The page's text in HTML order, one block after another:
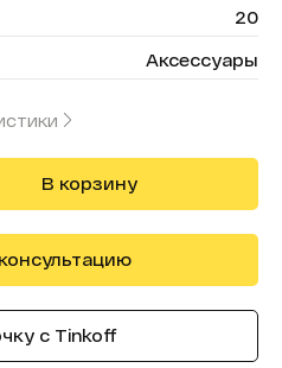
20
Аксессуары
В корзину
с Tinkoff